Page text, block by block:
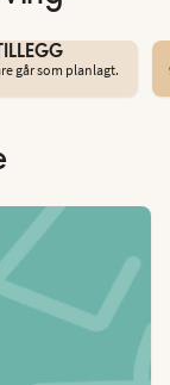
går som planlagt.